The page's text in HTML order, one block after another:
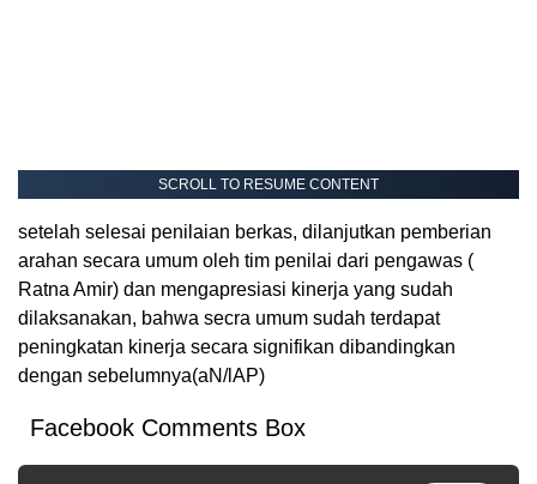
SCROLL TO RESUME CONTENT
setelah selesai penilaian berkas, dilanjutkan pemberian
arahan secara umum oleh tim penilai dari pengawas (
Ratna Amir) dan mengapresiasi kinerja yang sudah
dilaksanakan, bahwa secra umum sudah terdapat
peningkatan kinerja secara signifikan dibandingkan
dengan sebelumnya(aN/lAP)
Facebook Comments Box